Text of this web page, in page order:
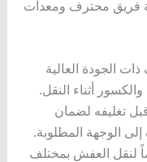
فريق محترف ومعدات
الجودة العالية
أثناء النقل.
تغليفه لضمان
الوجهة المطلوبة.
لنقل العفش بمختلف